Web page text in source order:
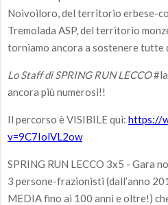
Noivoiloro, del territorio erbese-
Tremolada ASP, del territorio
torniamo ancora a sostenere tutte
Lo Staff di SPRING RUN LECCO
ancora più numerosi!!
Il percorso è VISIBILE qui: https://
v=9C7IolVL2ow
SPRING RUN LECCO 3x5 - Gara
3 persone-frazionisti (dall’anno
MEDIA fino ai 100 anni e oltre!)